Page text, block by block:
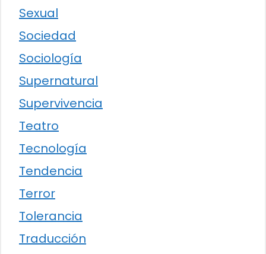
Sexual
Sociedad
Sociología
Supernatural
Supervivencia
Teatro
Tecnología
Tendencia
Terror
Tolerancia
Traducción